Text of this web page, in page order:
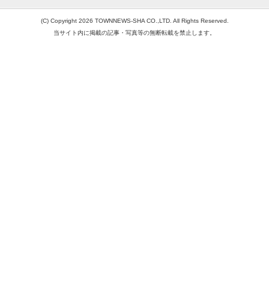
(C) Copyright 2026 TOWNNEWS-SHA CO.,LTD. All Rights Reserved.
当サイト内に掲載の記事・写真等の無断転載を禁止します。